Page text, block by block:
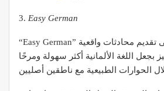
3. Easy German
“Easy German” هو بودكاست يركز على تقديم محادثات واقعية
بجعل اللغة الألمانية أكثر سهولة ومرحًا